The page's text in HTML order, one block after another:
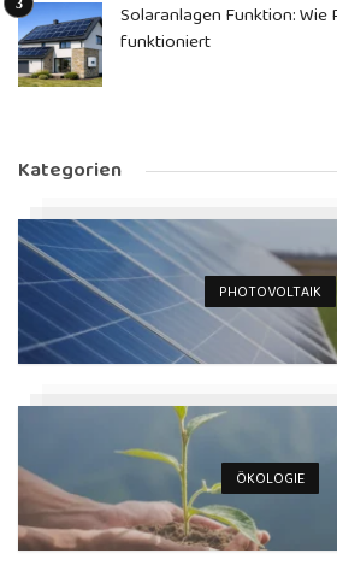
Solaranlagen Funktion:
funktioniert
Kategorien
PHOTOVOLTAIK
ÖKOLOGIE